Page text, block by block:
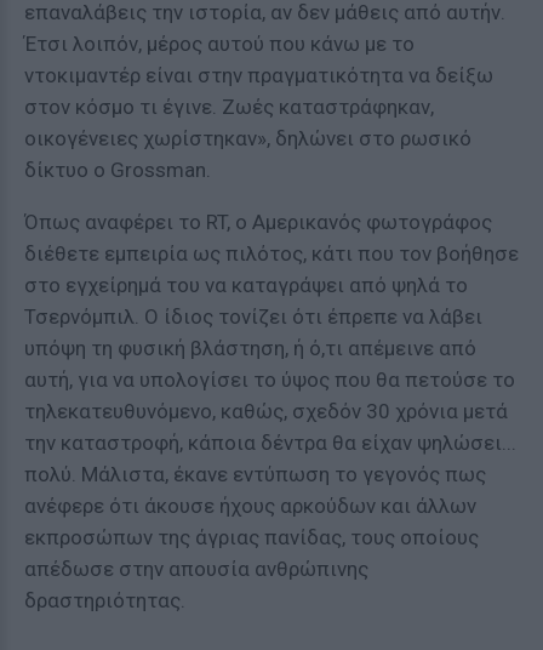
επαναλάβεις την ιστορία, αν δεν μάθεις από αυτήν.
Έτσι λοιπόν, μέρος αυτού που κάνω με το
ντοκιμαντέρ είναι στην πραγματικότητα να δείξω
στον κόσμο τι έγινε. Ζωές καταστράφηκαν,
οικογένειες χωρίστηκαν», δηλώνει στο ρωσικό
δίκτυο ο Grossman.
Όπως αναφέρει το RT, ο Αμερικανός φωτογράφος
διέθετε εμπειρία ως πιλότος, κάτι που τον βοήθησε
στο εγχείρημά του να καταγράψει από ψηλά το
Τσερνόμπιλ. Ο ίδιος τονίζει ότι έπρεπε να λάβει
υπόψη τη φυσική βλάστηση, ή ό,τι απέμεινε από
αυτή, για να υπολογίσει το ύψος που θα πετούσε το
τηλεκατευθυνόμενο, καθώς, σχεδόν 30 χρόνια μετά
την καταστροφή, κάποια δέντρα θα είχαν ψηλώσει...
πολύ. Μάλιστα, έκανε εντύπωση το γεγονός πως
ανέφερε ότι άκουσε ήχους αρκούδων και άλλων
εκπροσώπων της άγριας πανίδας, τους οποίους
απέδωσε στην απουσία ανθρώπινης
δραστηριότητας.